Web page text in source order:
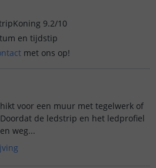
9.2/10
en tijdstip
met ons op!
voor een muur met tegelwerk of
de ledstrip en het ledprofiel
weg...